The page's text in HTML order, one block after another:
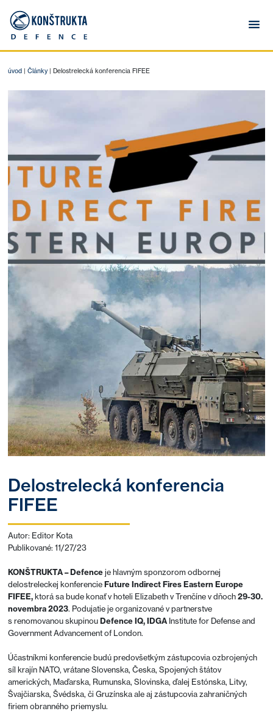
úvod | Články | Delostrelecká konferencia FIFEE
Delostrelecká konferencia
FIFEE
Autor: Editor Kota
Publikované: 11/27/23
KONŠTRUKTA – Defenceje hlavným sponzorom odbornej
delostreleckej konferencieFuture Indirect Fires Eastern Europe
FIFEE,ktorá sa bude konať v hoteli Elizabeth v Trenčíne v dňoch29-30.
novembra 2023. Podujatie je organizované v partnerstve
s renomovanou skupinouDefence IQ, IDGAInstitute for Defense and
Government Advancement of London.
Účastníkmi konferencie budú predovšetkým zástupcovia ozbrojených
síl krajín NATO, vrátane Slovenska, Česka, Spojených štátov
amerických, Maďarska, Rumunska, Slovinska, ďalej Estónska, Litvy,
Švajčiarska, Švédska, či Gruzínska ale aj zástupcovia zahraničných
firiem obranného priemyslu.